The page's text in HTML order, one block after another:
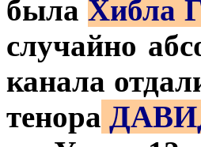
была Хибла
случайно
канала
тенора